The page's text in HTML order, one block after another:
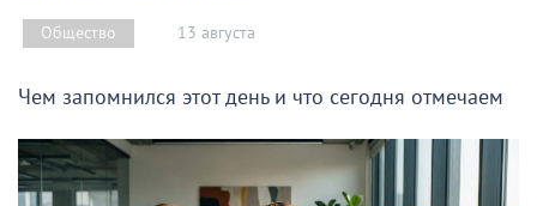
Общество 13 августа
Чем запомнился этот день и что сегодня отмечаем